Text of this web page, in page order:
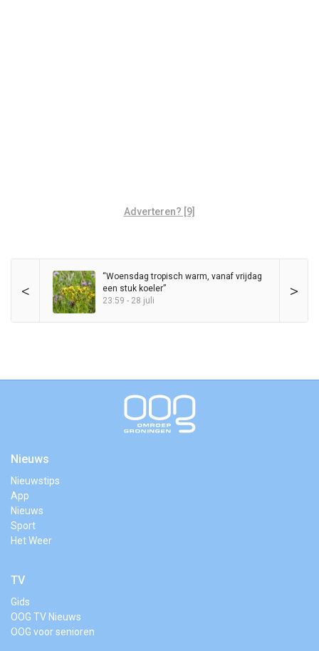
Adverteren? [9]
< >
“Woensdag tropisch warm, vanaf vrijdag
een stuk koeler”
23:59 - 28 juli
Nieuws
Nieuwstips
App
Nieuws
Sport
Het Weer
TV
Gids
OOG TV Nieuws
OOG voor senioren